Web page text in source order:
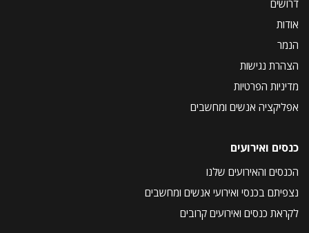
דרושים
אודות
הנמר
הצהרת נגישות
מדיניות הפרטיות
אפליקציה אנשים ומחשבים
כנסים ואירועים
הכנסים והאירועים שלנו
נצפיתם בכנסי ואירועי אנשים ומחשבים
לקראת כנסים ואירועים קרובים